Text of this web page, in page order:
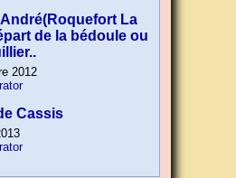
La
de la bédoule ou
2012
Cassis